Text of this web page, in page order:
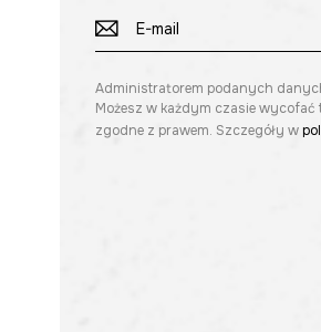
Administratorem podanych
Możesz w każdym czasie
zgodne z prawem. Szczegóły w